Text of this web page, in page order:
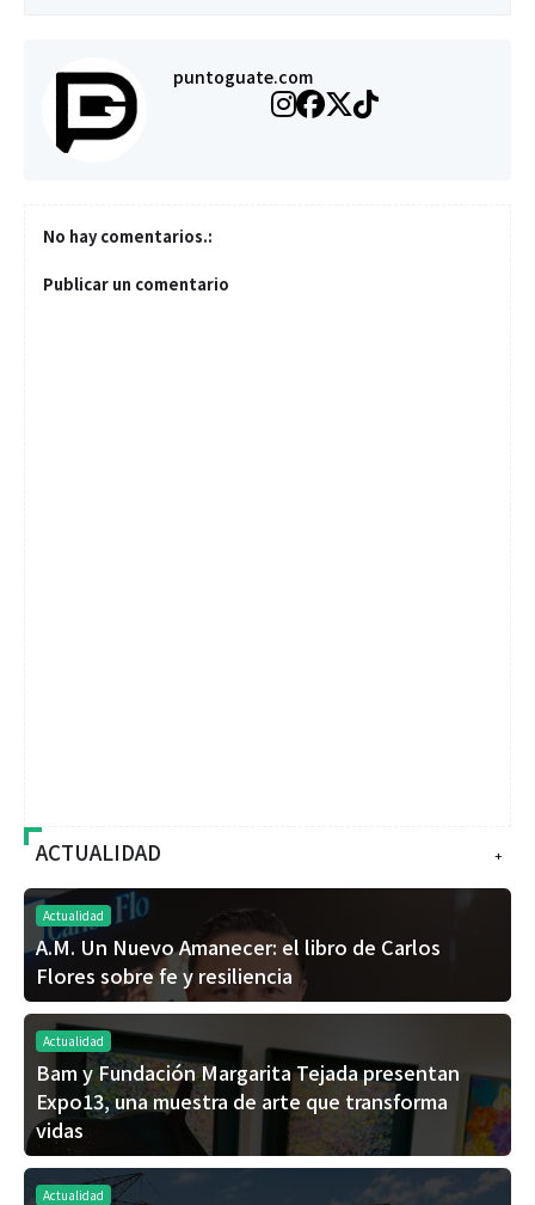
puntoguate.com
No hay comentarios.:
Publicar un comentario
+
ACTUALIDAD
Actualidad
A.M. Un Nuevo Amanecer: el libro de Carlos
Flores sobre fe y resiliencia
Actualidad
Bam y Fundación Margarita Tejada presentan
Expo13, una muestra de arte que transforma
vidas
Actualidad